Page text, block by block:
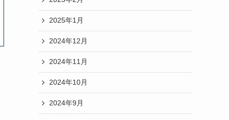
2025年1月
2024年12月
2024年11月
2024年10月
2024年9月